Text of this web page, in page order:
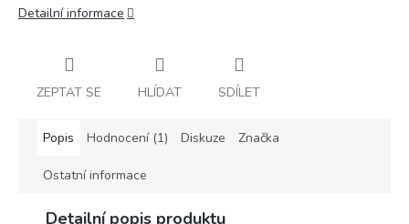
Detailní informace
ZEPTAT SE HLÍDAT SDÍLET
Popis Hodnocení (1) Diskuze Značka
Ostatní informace
Detailní popis produktu